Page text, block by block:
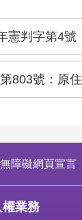
憲判字第4號
803號：原
無障礙網頁宣言
權業務